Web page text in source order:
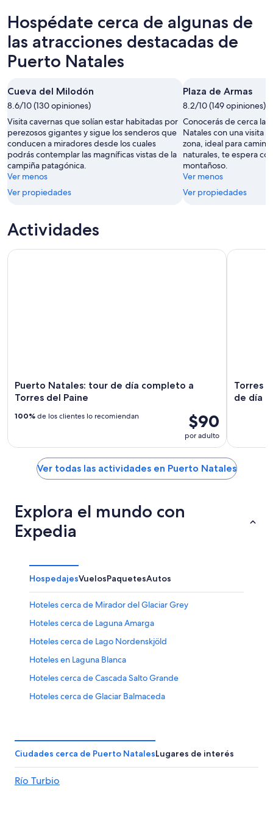
9
-
10
para
mañana
por
la
10
ago
-
11
ago
Puerto
Natales
para
el
fin
de
semana,
14
ago
-
16
ago
Hospédate cerca de algunas de
las atracciones destacadas de
Puerto Natales
Cueva del Milodón
8.6/10 (130 opiniones)
Visita cavernas que solían estar habitadas por
perezosos gigantes y sigue los senderos que
conducen a miradores desde los cuales
podrás contemplar las magníficas vistas de la
campiña patagónica.
Ver menos
Ver propiedades
Plaza de Armas
8.2/10 (149 opiniones)
Conocerás de cerca la
Natales con una visita a
zona, ideal para
naturales, te espera
montañoso.
Ver menos
Ver propiedades
Actividades
Puerto Natales: tour de día completo a
Torres del Paine
$90
por adulto
100% de los clientes lo recomiendan
Puerto Natales: tour de día completo a Torres del Paine
Torres
de día
Torres
Ver todas las actividades en Puerto Natales
Explora el mundo con
Expedia
HospedajesVuelosPaquetesAutos
Hoteles cerca de Mirador del Glaciar Grey
Hoteles cerca de Laguna Amarga
Hoteles cerca de Lago Nordenskjöld
Hoteles en Laguna Blanca
Hoteles cerca de Cascada Salto Grande
Hoteles cerca de Glaciar Balmaceda
Hoteles 3 estrellas en Torres del Paine
Hoteles 5 estrellas en Torres del Paine
Cabañas en Torres del Paine
Ciudades cerca de Puerto NatalesLugares de interés
Río Turbio